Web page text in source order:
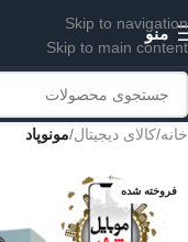
Skip to navigation
Skip to main content
منو
خانه کالای دیجیتال مونوپاد
فروخته شده